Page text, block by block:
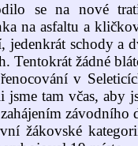
se na nové
na asfaltu a
jedenkrát schody a
Tentokrát žádné
v
jsme tam včas, aby
závodního
žákovské